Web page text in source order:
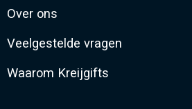
Over ons
Veelgestelde vragen
Waarom Kreijgifts